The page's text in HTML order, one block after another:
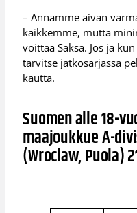
– Annamme aivan
kaikkemme, mutta
voittaa Saksa. Jos ja
tarvitse jatkosarjassa
kautta.
Suomen alle 18-
maajoukkue A-
(Wroclaw, Puola)